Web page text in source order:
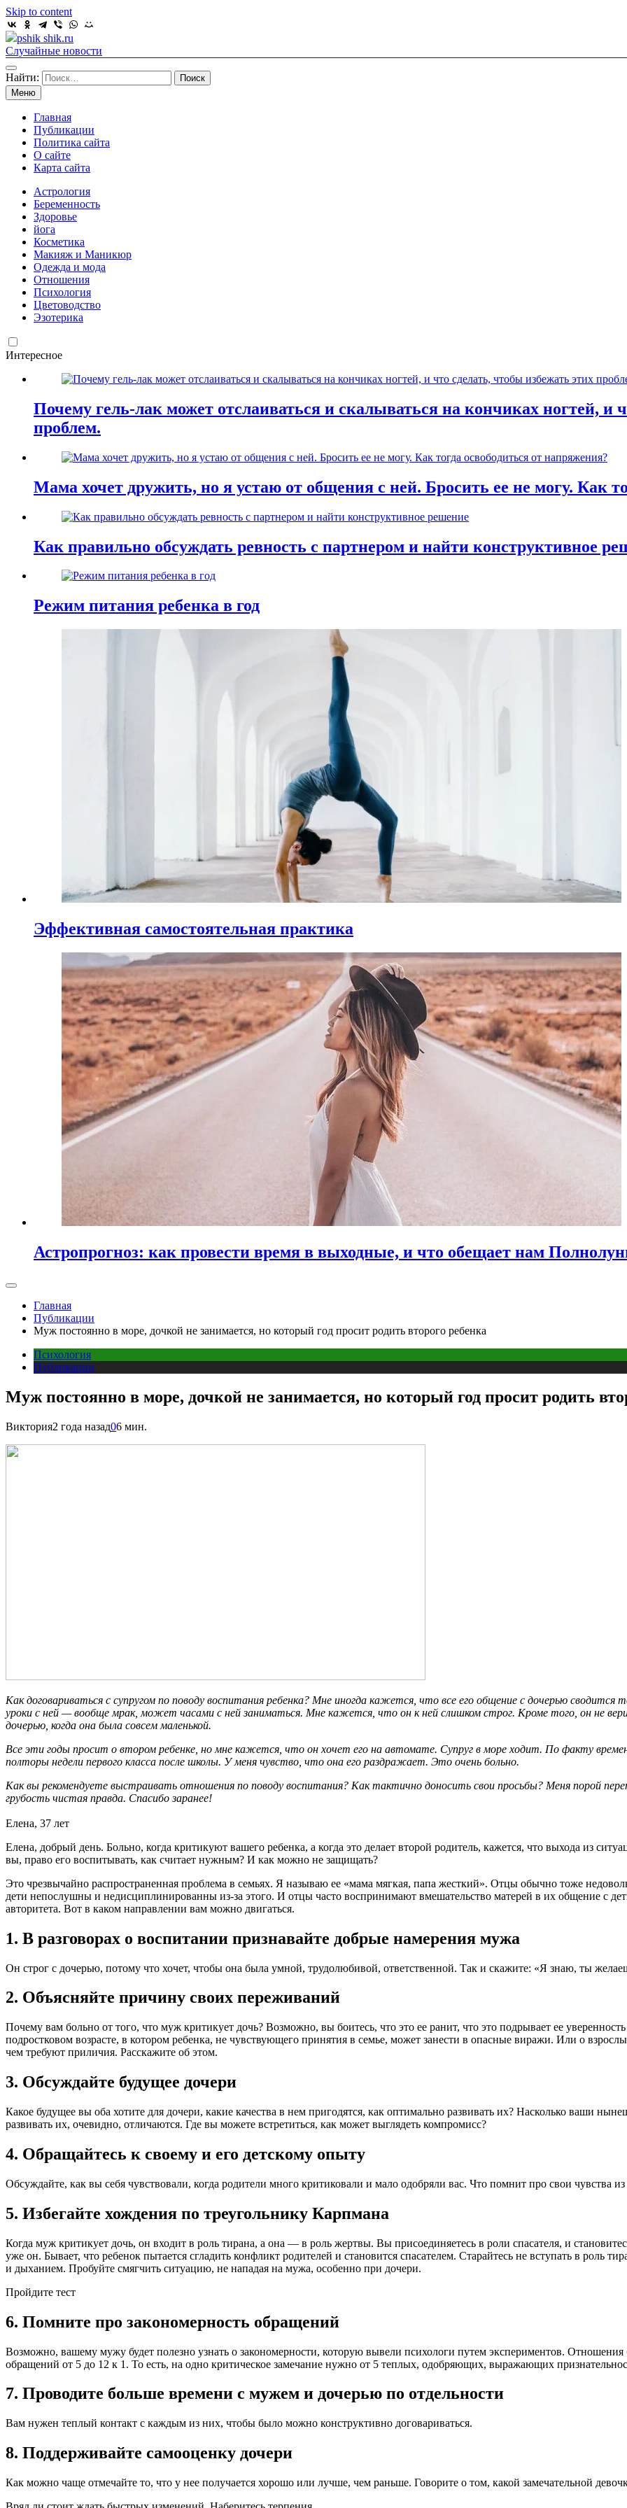
Skip to content
pshik shik.ru
Случайные новости
Найти:
Меню
Главная
Публикации
Политика сайта
О сайте
Карта сайта
Астрология
Беременность
Здоровье
йога
Косметика
Макияж и Маникюр
Одежда и мода
Отношения
Психология
Цветоводство
Эзотерика
Интересное
Почему гель-лак может отслаиваться и скалываться на кончиках ногтей, и
проблем.
Мама хочет дружить, но я устаю от общения с ней. Бросить ее не могу. Как
Как правильно обсуждать ревность с партнером и найти конструктивное
Режим питания ребенка в год
Эффективная самостоятельная практика
Астропрогноз: как провести время в выходные, и что обещает нам
Главная
Публикации
Муж постоянно в море, дочкой не занимается, но который год просит родить второго ребенка
Психология
Публикации
Муж постоянно в море, дочкой не занимается, но который год просит родить
Виктория2 года назад06 мин.
Как договариваться с супругом по поводу воспитания ребенка? Мне иногда кажется, что все его общение с дочерью
уроки с ней — вообще мрак, может часами с ней заниматься. Мне кажется, что он к ней слишком строг. Кроме того, он не
дочерью, когда она была совсем маленькой.
Все эти годы просит о втором ребенке, но мне кажется, что он хочет его на автомате. Супруг в море ходит. По факту
полторы недели первого класса после школы. У меня чувство, что она его раздражает. Это очень больно.
Как вы рекомендуете выстраивать отношения по поводу воспитания? Как тактично доносить свои просьбы? Меня порой
грубость чистая правда. Спасибо заранее!
Елена, 37 лет
Елена, добрый день. Больно, когда критикуют вашего ребенка, а когда это делает второй родитель, кажется, что выхода из
вы, право его воспитывать, как считает нужным? И как можно не защищать?
Это чрезвычайно распространенная проблема в семьях. Я называю ее «мама мягкая, папа жесткий». Отцы обычно тоже
дети непослушны и недисциплинированны из-за этого. И отцы часто воспринимают вмешательство матерей в их общение с
авторитета. Вот в каком направлении вам можно двигаться.
1. В разговорах о воспитании признавайте добрые намерения мужа
Он строг с дочерью, потому что хочет, чтобы она была умной, трудолюбивой, ответственной. Так и скажите: «Я знаю, ты
2. Объясняйте причину своих переживаний
Почему вам больно от того, что муж критикует дочь? Возможно, вы боитесь, что это ее ранит, что это подрывает ее
подростковом возрасте, в котором ребенка, не чувствующего принятия в семье, может занести в опасные виражи. Или о
чем требуют приличия. Расскажите об этом.
3. Обсуждайте будущее дочери
Какое будущее вы оба хотите для дочери, какие качества в нем пригодятся, как оптимально развивать их? Насколько ваши
развивать их, очевидно, отличаются. Где вы можете встретиться, как может выглядеть компромисс?
4. Обращайтесь к своему и его детскому опыту
Обсуждайте, как вы себя чувствовали, когда родители много критиковали и мало одобряли вас. Что помнит про свои чувства
5. Избегайте хождения по треугольнику Карпмана
Когда муж критикует дочь, он входит в роль тирана, а она — в роль жертвы. Вы присоединяетесь в роли спасателя, и
уже он. Бывает, что ребенок пытается сгладить конфликт родителей и становится спасателем. Старайтесь не вступать в роль
и дыханием. Пробуйте смягчить ситуацию, не нападая на мужа, особенно при дочери.
Пройдите тест
6. Помните про закономерность обращений
Возможно, вашему мужу будет полезно узнать о закономерности, которую вывели психологи путем экспериментов.
обращений от 5 до 12 к 1. То есть, на одно критическое замечание нужно от 5 теплых, одобряющих, выражающих
7. Проводите больше времени с мужем и дочерью по отдельности
Вам нужен теплый контакт с каждым из них, чтобы было можно конструктивно договариваться.
8. Поддерживайте самооценку дочери
Как можно чаще отмечайте то, что у нее получается хорошо или лучше, чем раньше. Говорите о том, какой замечательной